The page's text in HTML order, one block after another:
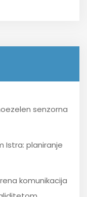
senzorna
Istra: planiranje
komunikacija